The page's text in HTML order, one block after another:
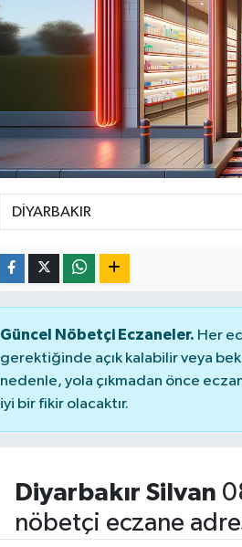
Güncel Nöbetçi Eczaneler. Her
gerektiğinde açık kalabilir veya
nedenle, yola çıkmadan önce
iyi bir fikir olacaktır.
Diyarbakır Silvan
nöbetçi eczane